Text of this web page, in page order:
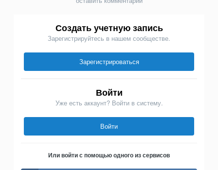
Создать учетную запись
Зарегистрируйтесь в нашем сообществе.
Зарегистрироваться
Войти
Уже есть аккаунт? Войти в систему.
Войти
Или войти с помощью одного из сервисов